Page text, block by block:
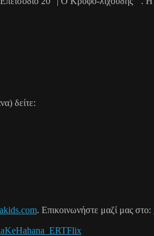
δείτε:
. Επικοινωνήστε μαζί μας στο: